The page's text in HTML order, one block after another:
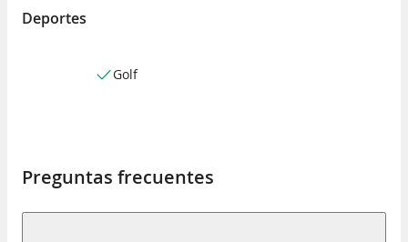
Deportes
Golf
Preguntas frecuentes